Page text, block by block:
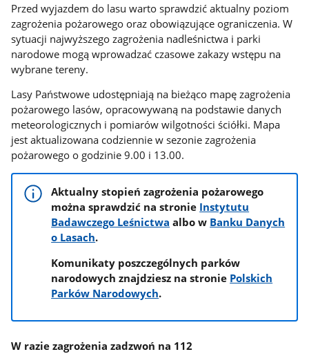
Przed wyjazdem do lasu warto sprawdzić aktualny poziom
zagrożenia pożarowego oraz obowiązujące ograniczenia. W
sytuacji najwyższego zagrożenia nadleśnictwa i parki
narodowe mogą wprowadzać czasowe zakazy wstępu na
wybrane tereny.
Lasy Państwowe udostępniają na bieżąco mapę zagrożenia
pożarowego lasów, opracowywaną na podstawie danych
meteorologicznych i pomiarów wilgotności ściółki. Mapa
jest aktualizowana codziennie w sezonie zagrożenia
pożarowego o godzinie 9.00 i 13.00.
Aktualny stopień zagrożenia pożarowego
można sprawdzić na stronie Instytutu
Badawczego Leśnictwa albo w Banku Danych
o Lasach.
Komunikaty poszczególnych parków
narodowych znajdziesz na stronie Polskich
Parków Narodowych.
W razie zagrożenia zadzwoń na 112